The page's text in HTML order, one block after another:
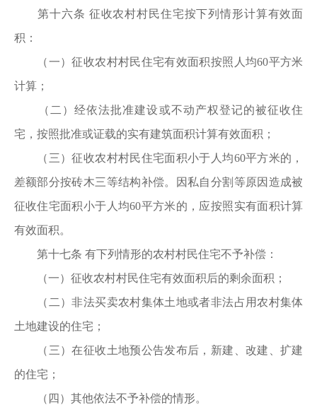
第十六条 征收农村村民住宅按下列情形计算有效面
积：
（一）征收农村村民住宅有效面积按照人均60平方米
计算；
（二）经依法批准建设或不动产权登记的被征收住
宅，按照批准或证载的实有建筑面积计算有效面积；
（三）征收农村村民住宅面积小于人均60平方米的，
差额部分按砖木三等结构补偿。因私自分割等原因造成被
征收住宅面积小于人均60平方米的，应按照实有面积计算
有效面积。
第十七条 有下列情形的农村村民住宅不予补偿：
（一）征收农村村民住宅有效面积后的剩余面积；
（二）非法买卖农村集体土地或者非法占用农村集体
土地建设的住宅；
（三）在征收土地预公告发布后，新建、改建、扩建
的住宅；
（四）其他依法不予补偿的情形。